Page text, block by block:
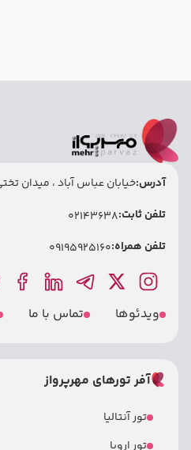
آدرس:خیابان عباس آباد ، میدان
تلفن ثابت:02143638
تلفن همراه:09195925160
ویدئوها تماس با ما
آفر تورهای مهرپرواز
تور آنتالیا
تور اروپا